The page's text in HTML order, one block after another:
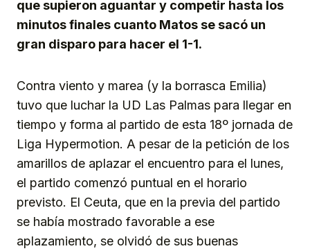
que supieron aguantar y competir hasta los
minutos finales cuanto Matos se sacó un
gran disparo para hacer el 1-1.
Contra viento y marea (y la borrasca Emilia)
tuvo que luchar la UD Las Palmas para llegar en
tiempo y forma al partido de esta 18º jornada de
Liga Hypermotion. A pesar de la petición de los
amarillos de aplazar el encuentro para el lunes,
el partido comenzó puntual en el horario
previsto. El Ceuta, que en la previa del partido
se había mostrado favorable a ese
aplazamiento, se olvidó de sus buenas